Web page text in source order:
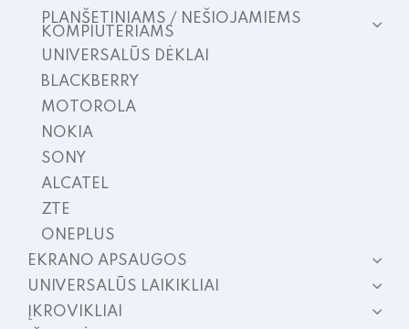
PLANŠETINIAMS / NEŠIOJAMIEMS
KOMPIUTERIAMS
UNIVERSALŪS DĖKLAI
BLACKBERRY
MOTOROLA
NOKIA
SONY
ALCATEL
ZTE
ONEPLUS
EKRANO APSAUGOS
UNIVERSALŪS LAIKIKLIAI
ĮKROVIKLIAI